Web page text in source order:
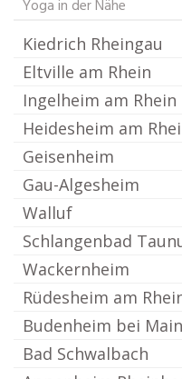
Yoga in der Nähe
Kiedrich Rheingau
Eltville am Rhein
Ingelheim am Rhein
Heidesheim am
Geisenheim
Gau-Algesheim
Walluf
Schlangenbad
Wackernheim
Rüdesheim am
Budenheim bei
Bad Schwalbach